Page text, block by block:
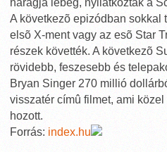
haragja lebeg, nyilatkozták a
A következõ epizódban sokkal
elsõ X-ment vagy az esõ Star
részek követték. A következõ
rövidebb, feszesebb és
Bryan Singer 270 millió
visszatér címû filmet, ami
hozott.
Forrás: index.hu